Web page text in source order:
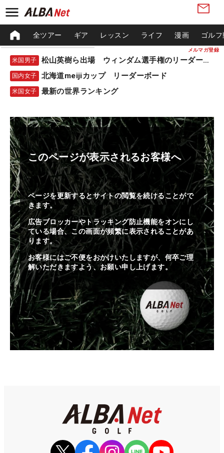
メルマガ登録
全ツアー ギア レッスン ライフ 漫画 ゴル
米国男子 松山英樹ら出場 ウィンダム選手権のリーダーボード
国内女子 北海道meijiカップ リーダーボード
米国女子 最新の世界ランキング
このページが表示されるお客様へ
ページを更新するとサイトの閲覧を続けることがで
きます。
広告ブロッカーやトラッキング防止機能をオンにし
ている場合、この画面が頻繁に表示されることがあ
ります。
お客様にはご不便をおかけいたしますが、何卒ご理
解いただきますよう、お願い申し上げます。